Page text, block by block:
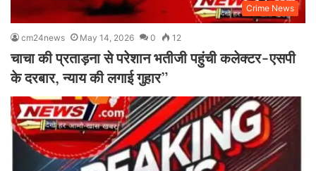
Crime News
cm24news May 14, 2026 0 12
चाचा की प्रताड़ना से परेशान भतीजी पहुंची कलेक्टर-एसपी
के दरबार, न्याय की लगाई गुहार”